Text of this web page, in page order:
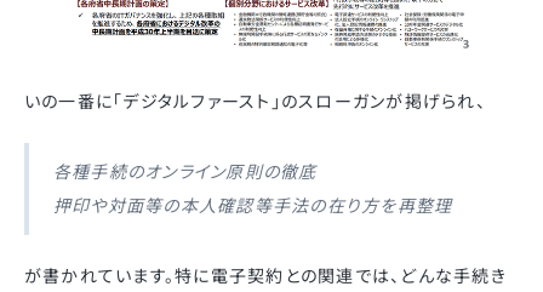
いの一番に「デジタルファースト」のスローガンが掲げられ、
各種手続のオンライン原則の徹底
押印や対面等の本人確認等手法の在り方を再整理
が書かれています。特に電子契約との関連では、どんな手続き